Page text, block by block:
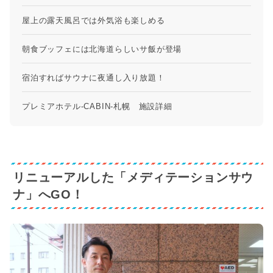
屋上の露天風呂では外気浴も楽しめる
朝食ブッフェには北海道らしいサ飯が登場
宿泊すればサウナに夜通し入り放題！
プレミアホテル-CABIN-札幌 施設詳細
リニューアルした「メディテーションサウ
ナ」へGO！